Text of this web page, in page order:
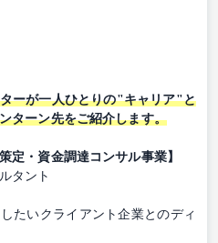
ーが一人ひとりの"キャリア"と
ターン先をご紹介します。
定・資金調達コンサル事業】
タント
たいクライアント企業とのディ